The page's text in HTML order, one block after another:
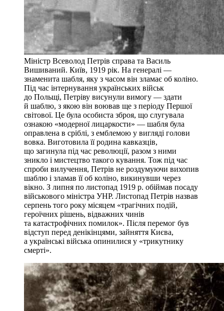
Міністр Всеволод Петрів справа та Василь
Вишиваний. Київ, 1919 рік. На генералі —
знаменита шабля, яку з часом він зламає об коліно.
Під час інтернування українських військ
до Польщі, Петріву висунули вимогу — здати
й шаблю, з якою він воював ще з періоду Першої
світової. Це була особиста зброя, що слугувала
ознакою «модерної лицаркости» — шабля була
оправлена в сріблі, з емблемою у вигляді голови
вовка. Виготовила її родина кавказців,
що загинула під час революції, разом з ними
зникло і мистецтво такого кування. Тож під час
спроби вилучення, Петрів не роздумуючи вихопив
шаблю і зламав її об коліно, викинувши через
вікно. З липня по листопад 1919 р. обіймав посаду
військового міністра УНР. Листопад Петрів назвав
серпень того року місяцем «трагічних подій,
героїчних рішень, відважних чинів
та катастрофічних помилок». Після перемог був
відступ перед денікінцями, зайняття Києва,
а українські війська опинилися у «трикутнику
смерті».